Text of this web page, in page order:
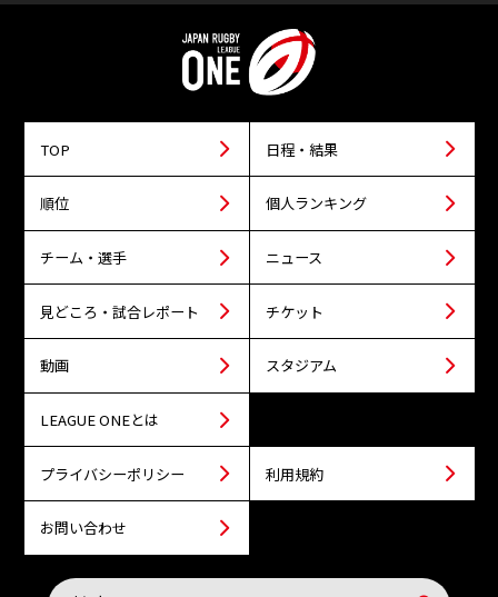
TOP 日程・結果
順位 個人ランキング
チーム・選手 ニュース
見どころ・試合レポート チケット
動画 スタジアム
LEAGUE ONEとは
プライバシーポリシー 利用規約
お問い合わせ